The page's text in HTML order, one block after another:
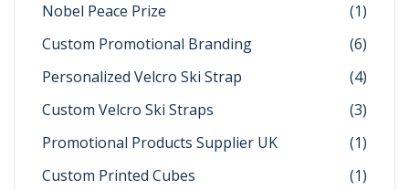
Nobel Peace Prize
(1)
Custom Promotional Branding
(6)
Personalized Velcro Ski Strap
(4)
Custom Velcro Ski Straps
(3)
Promotional Products Supplier UK
(1)
Custom Printed Cubes
(1)